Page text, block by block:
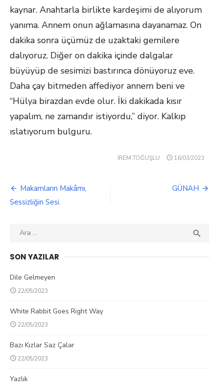
kaynar. Anahtarla birlikte kardeşimi de alıyorum
yanıma. Annem onun ağlamasına dayanamaz. On
dakika sonra üçümüz de uzaktaki gemilere
dalıyoruz. Diğer on dakika içinde dalgalar
büyüyüp de sesimizi bastırınca dönüyoruz eve.
Daha çay bitmeden affediyor annem beni ve
“Hülya birazdan evde olur. İki dakikada kısır
yapalım, ne zamandır istiyordu,” diyor. Kalkıp
ıslatıyorum bulguru.
İREM TOĞUŞLU
POSTED
16/03/2023
Yazı
Makamların Makâmı,
Sessizliğin Sesi.
GÜNAH
Search

SON YAZILAR
Dile Gelmeyen
22/05/2023
White Rabbit Goes Right Way
22/05/2023
Bazı Kızlar Saz Çalar
22/05/2023
Yazlık